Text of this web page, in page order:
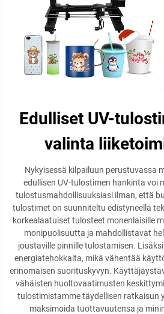
Edulliset UV-
valinta
Nykyisessä kilpailuun perustuvassa
edullisen UV-tulostimen hankinta voi
tulostusmahdollisuuksiasi ilman, että
tulostimet on suunniteltu edistyneellä
korkealaatuiset tulosteet monenlaisille
monipuolisuutta ja mahdollistavat
joustaville pinnille tulostamisen.
energiatehokkaita, mikä vähentää
erinomaisen suorituskyvyn.
vähäisten huoltovaatimusten
tulostimistamme täydellisen ratkaisun
maksimoida tuottavuutensa ja